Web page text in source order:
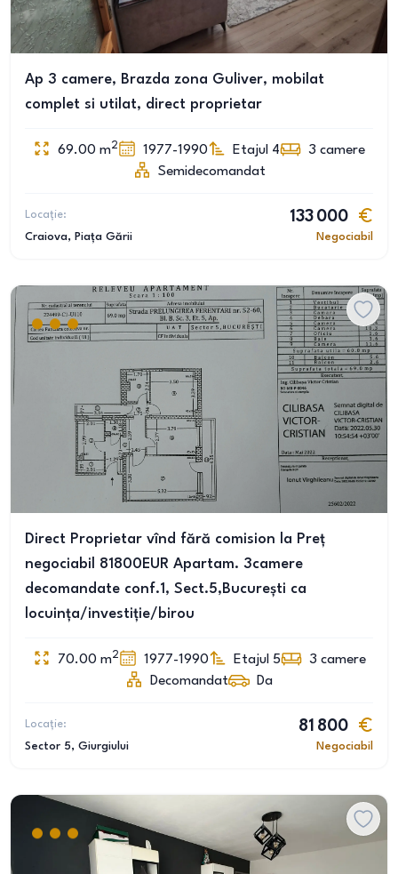
Ap 3 camere, Brazda zona Guliver, mobilat
complet si utilat, direct proprietar
69.00 m2 1977-1990 Etajul 4 3 camere
Semidecomandat
Locație:
Craiova, Piața Gării
133 000
Negociabil
Direct Proprietar vînd fără comision la Preț
negociabil 81800EUR Apartam. 3camere
decomandate conf.1, Sect.5,București ca
locuința/investiție/birou
70.00 m2 1977-1990 Etajul 5 3 camere
Decomandat
Da
Locație:
Sector 5, Giurgiului
81 800
Negociabil